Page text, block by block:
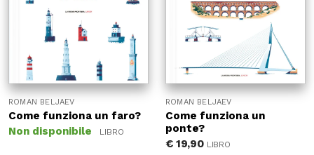
ROMAN BELJAEV
Come funziona un faro?
Non disponibile
LIBRO
ROMAN BELJAEV
Come funziona un
ponte?
€19,90 LIBRO